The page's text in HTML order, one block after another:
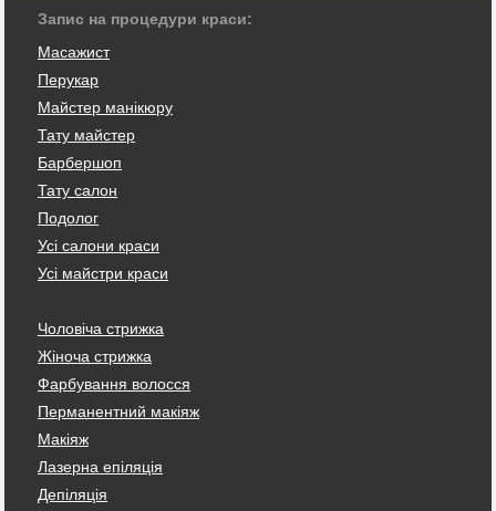
Запис на процедури краси:
Масажист
Перукар
Майстер манікюру
Тату майстер
Барбершоп
Тату салон
Подолог
Усі салони краси
Усі майстри краси
Чоловіча стрижка
Жіноча стрижка
Фарбування волосся
Перманентний макіяж
Макіяж
Лазерна епіляція
Депіляція